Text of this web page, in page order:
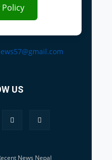
Policy
US
News Nepal